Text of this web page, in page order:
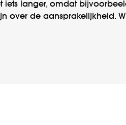
iets langer, omdat
over de aan­sprake­lijk­heid.